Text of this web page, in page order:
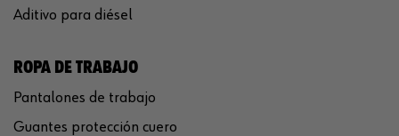
Aditivo para diésel
ROPA DE TRABAJO
Pantalones de trabajo
Guantes protección cuero